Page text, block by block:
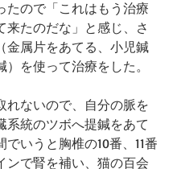
たので「これはもう治療
来たのだな」と感じ、さ
金属片をあてる、小児鍼
）を使って治療をした。
ないので、自分の脈を
系統のツボへ提鍼をあて
でいうと胸椎の10番、11番
ンで腎を補い、猫の百会